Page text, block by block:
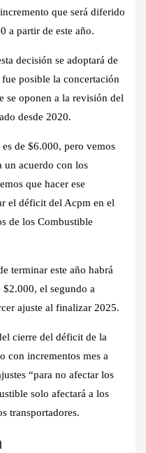
que será diferido
a partir de este año.
decisión se adoptará de
posible la concertación
se oponen a la revisión del
desde 2020.
de $6.000, pero vemos
un acuerdo con los
que hacer ese
el déficit del Acpm en el
de los Combustible
terminar este año habrá
el segundo a
ajuste al finalizar 2025.
cierre del déficit de la
con incrementos mes a
“para no afectar los
solo afectará a los
transportadores.